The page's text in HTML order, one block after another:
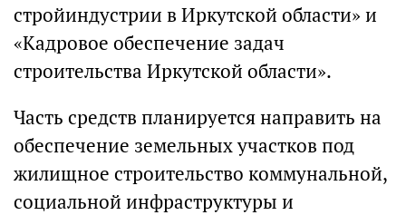
стройиндустрии в Иркутской области» и
«Кадровое обеспечение задач
строительства Иркутской области».
Часть средств планируется направить на
обеспечение земельных участков под
жилищное строительство коммунальной,
социальной инфраструктуры и